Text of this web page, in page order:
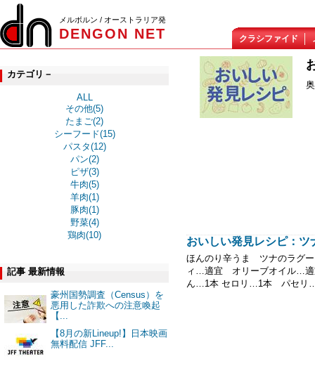
メルボルン / オーストラリア発
DENGON NET クラシファイド
カテゴリ－
ALL
その他(5)
たまご(2)
シーフード(15)
パスタ(12)
パン(2)
ピザ(3)
牛肉(5)
羊肉(1)
豚肉(1)
野菜(4)
鶏肉(10)
記事 最新情報
豪州国勢調査（Census）を
悪用した詐欺への注意喚起
【...
【8月の新Lineup!】日本映画
無料配信 JFF...
おいしい発見レシピ：
ほんのり辛うま ツナのラグ
ィ…適宜 オリーブオイル…
ん…1本 セロリ…1本 パセ